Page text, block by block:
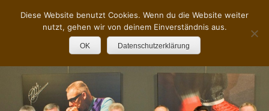
Diese Website benutzt Cookies. Wenn du die Website weiter
nutzt, gehen wir von deinem Einverständnis aus.
OK Datenschutzerklärung